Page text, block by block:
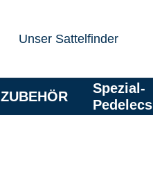
Unser Sattelfinder
ZUBEHÖR
Spezial-
Pedelecs